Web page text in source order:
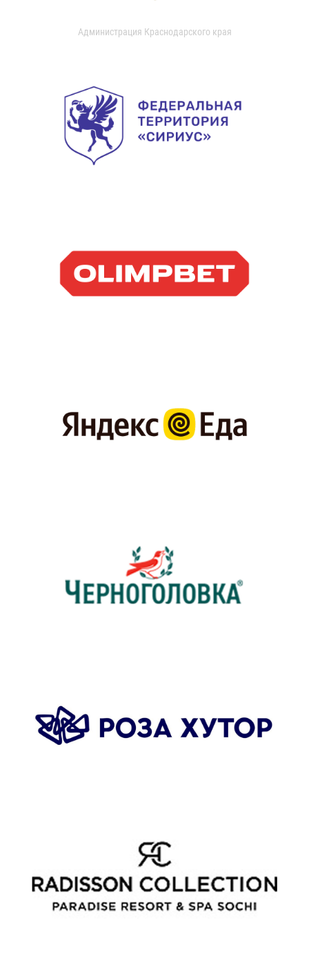
Администрация Краснодарского края